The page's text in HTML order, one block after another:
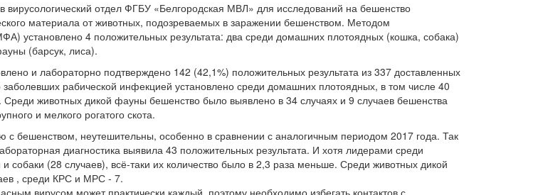
вирусологический отдел ФГБУ «Белгородская МВЛ» для исследований на бешенство
материала от животных, подозреваемых в заражении бешенством. Методом
установлено 4 положительных результата: два среди домашних плотоядных (кошка, собака)
(барсук, лиса).
и лабораторно подтверждено 142 (42,1%) положительных результата из 337 доставленных
рабической инфекцией установлено среди домашних плотоядных, в том числе 40
Среди животных дикой фауны бешенство было выявлено в 34 случаях и 9 случаев бешенства
и мелкого рогатого скота.
бешенством, неутешительны, особенно в сравнении с аналогичным периодом 2017 года. Так
диагностика выявила 43 положительных результата. И хотя лидерами среди
собаки (28 случаев), всё-таки их количество было в 2,3 раза меньше. Среди животных дикой
, среди КРС и МРС - 7.
вирусом может практически каждый, поэтому необходимо избегать контактов с